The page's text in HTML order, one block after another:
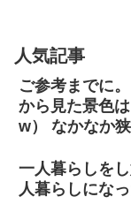
人気記事
ご参考までに
から見た景色
w） なかなか
一人暮らしを
人暮らしにな